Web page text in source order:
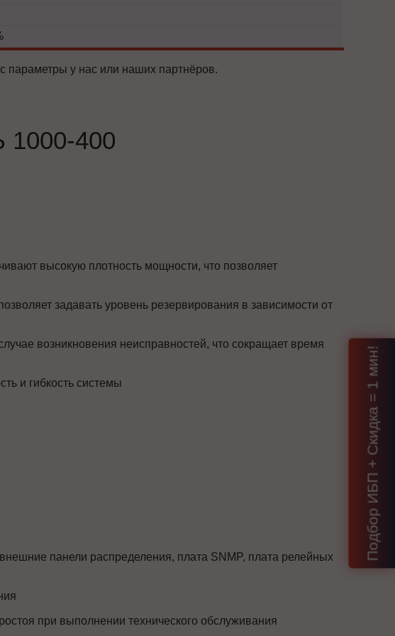
параметры у нас или наших партнёров.
400
высокую плотность мощности, что позволяет
задавать уровень резервирования в зависимости от
возникновения неисправностей, что сокращает время
и гибкость системы
панели распределения, плата SNMP, плата релейных
при выполнении технического обслуживания
Подбор ИБП + Скидка = 1 мин!